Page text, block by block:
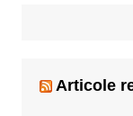
Articole